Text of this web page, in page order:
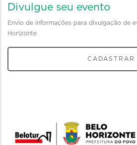
Divulgue seu evento
Envio de informações para divulgação de
Horizonte
CADASTRAR